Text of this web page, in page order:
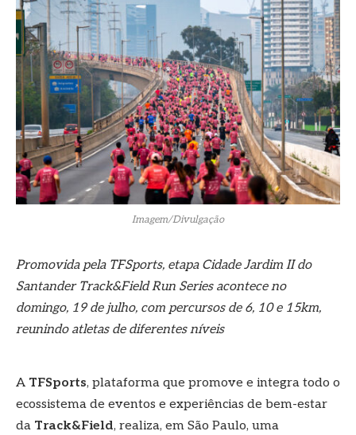
Imagem/Divulgação
Promovida pela TFSports, etapa Cidade Jardim II do
Santander Track&Field Run Series acontece no
domingo, 19 de julho, com percursos de 6, 10 e 15km,
reunindo atletas de diferentes níveis
A TFSports, plataforma que promove e integra todo o
ecossistema de eventos e experiências de bem-estar
da Track&Field, realiza, em São Paulo, uma